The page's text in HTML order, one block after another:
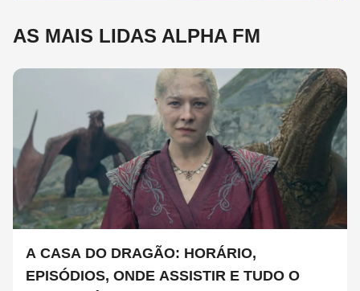
AS MAIS LIDAS ALPHA FM
A CASA DO DRAGÃO: HORÁRIO,
EPISÓDIOS, ONDE ASSISTIR E TUDO O